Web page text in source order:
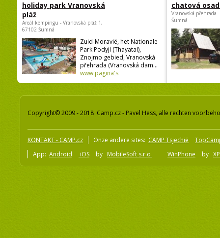
holiday park Vranovská
pláž
Areál kempingu - Vranovská pláž 1,
67102 Šumná
Zuid-Moravië, het Nationale
Park Podyjí (Thayatal),
Znojmo gebied, Vranovská
přehrada (Vranovská dam...
www pagina's
chatová
Vranovská přehrada
Šumná
Copyright© 2009 - 2018 Camp.cz - Pavel Hess, alle rechten
KONTAKT - CAMP.cz Onze andere sites: CAMP Tsjechië
App: Android iOS by MobileSoft s.r.o WinPhone by